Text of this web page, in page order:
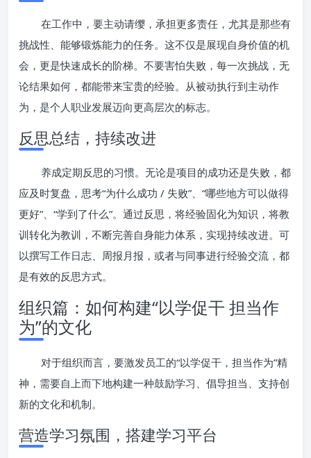
在工作中，要主动请缨，承担更多责任，尤其是那些有
挑战性、能够锻炼能力的任务。这不仅是展现自身价值的机
会，更是快速成长的阶梯。不要害怕失败，每一次挑战，无
论结果如何，都能带来宝贵的经验。从被动执行到主动作
为，是个人职业发展迈向更高层次的标志。
反思总结，持续改进
养成定期反思的习惯。无论是项目的成功还是失败，都
应及时复盘，思考“为什么成功 / 失败”、“哪些地方可以做得
更好”、“学到了什么”。通过反思，将经验固化为知识，将教
训转化为教训，不断完善自身能力体系，实现持续改进。可
以撰写工作日志、周报月报，或者与同事进行经验交流，都
是有效的反思方式。
组织篇：如何构建“以学促干 担当作
为”的文化
对于组织而言，要激发员工的“以学促干，担当作为”精
神，需要自上而下地构建一种鼓励学习、倡导担当、支持创
新的文化和机制。
营造学习氛围，搭建学习平台